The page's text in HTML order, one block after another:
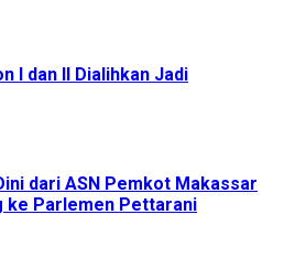
I dan II Dialihkan Jadi
dari ASN Pemkot Makassar
ke Parlemen Pettarani